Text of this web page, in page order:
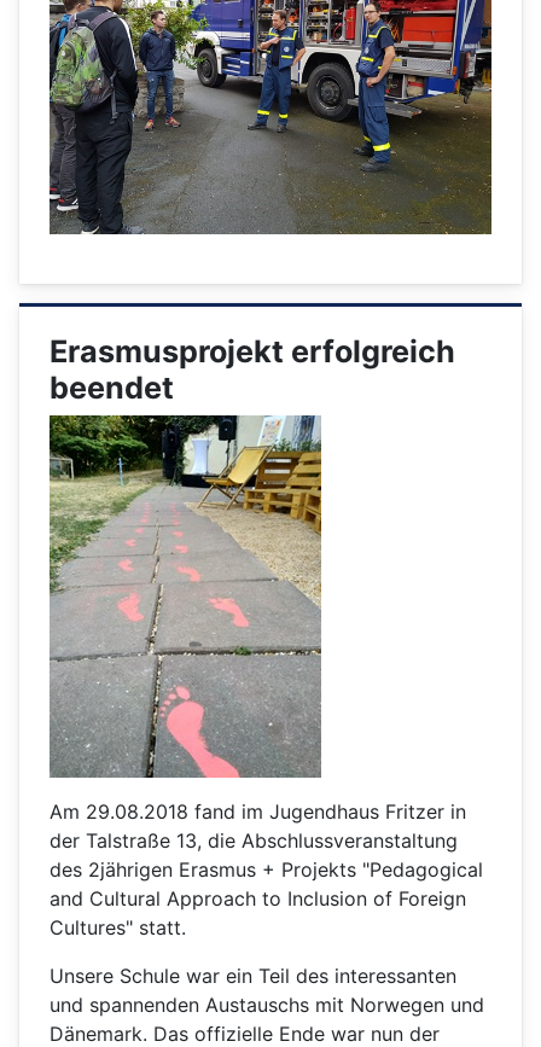
Erasmusprojekt erfolgreich
beendet
Am 29.08.2018 fand im Jugendhaus Fritzer in
der Talstraße 13, die Abschlussveranstaltung
des 2jährigen Erasmus + Projekts "Pedagogical
and Cultural Approach to Inclusion of Foreign
Cultures" statt.
Unsere Schule war ein Teil des interessanten
und spannenden Austauschs mit Norwegen und
Dänemark. Das offizielle Ende war nun der